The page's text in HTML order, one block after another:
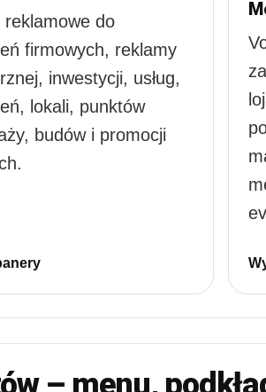
reklamowe do
firmowych, reklamy
inwestycji, usług,
lokali, punktów
budów i promocji